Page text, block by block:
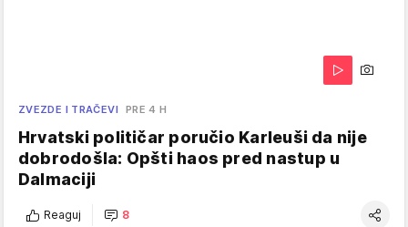
ZVEZDE I TRAČEVI PRE 4 H
Hrvatski političar poručio Karleuši da nije
dobrodošla: Opšti haos pred nastup u
Dalmaciji
Reaguj 8